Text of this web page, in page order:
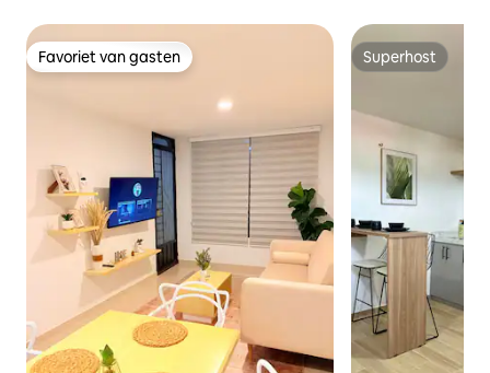
Favoriet van gasten
Favoriet van gasten Superhost
Superhost